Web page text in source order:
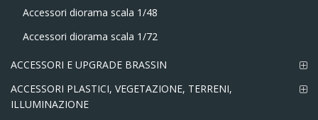
Accessori diorama scala 1/48
Accessori diorama scala 1/72
ACCESSORI E UPGRADE BRASSIN
ACCESSORI PLASTICI, VEGETAZIONE, TERRENI,
ILLUMINAZIONE